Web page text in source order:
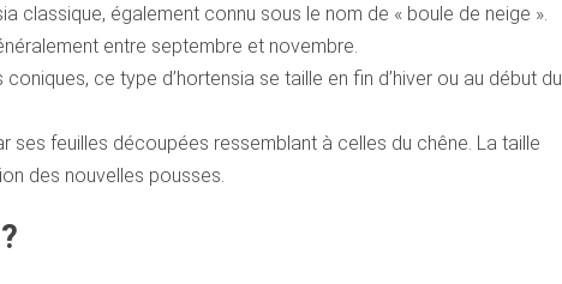
classique, également connu sous le nom de « boule de neige ».
entre septembre et novembre.
ce type d’hortensia se taille en fin d’hiver ou au début du
ses feuilles découpées ressemblant à celles du chêne. La taille
des nouvelles pousses.